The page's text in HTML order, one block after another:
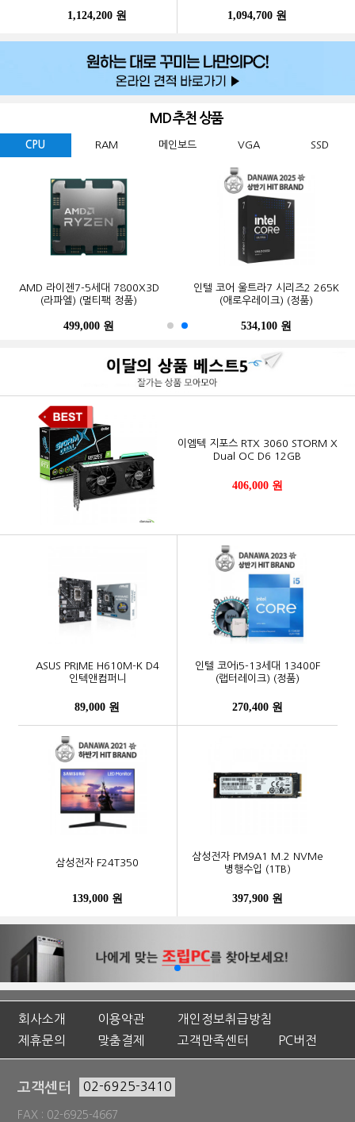
1,124,200 원 1,094,700 원
MD 추천 상품
CPU RAM 메인보드 VGA SSD
AMD 라이젠7-5세대 7800X3D
(라파엘) (멀티팩 정품)
499,000 원
인텔 코어 울트라7 시리즈2 265K
(애로우레이크) (정품)
534,100 원
ESSENCORE KLEVV DDR5-5600
CL46 파인인포 (16GB)
341,000 원
마이크론 Crucial DDR5-5600 CL46
PRO 대원씨티에스 (16GB)
387,000 원
GIGABYTE B650M K 피씨디렉트
123,000 원
ASUS TUF Gaming B850-PLUS WIFI
STCOM(조립용)
339,000 원
GIGABYTE 지포스 RTX 5060
WINDFORCE MAX OC D7 8GB
피씨디렉트
632,200 원
MSI 지포스 RTX 5070 게이밍 트리오
OC D7 12GB 트라이프로져4
1,299,000 원
Western Digital WD BLACK
SN850X M.2 NVMe (2TB)
550,000 원
삼성전자 990 PRO M.2 NVMe (2TB)
1,027,000 원
이엠텍 지포스 RTX 3060 STORM X
Dual OC D6 12GB
406,000 원
ASUS PRIME H610M-K D4
인텍앤컴퍼니
89,000 원
인텔 코어i5-13세대 13400F
(랩터레이크) (정품)
270,400 원
삼성전자 F24T350
139,000 원
삼성전자 PM9A1 M.2 NVMe
병행수입 (1TB)
397,900 원
회사소개 이용약관
개인정보취급방침
제휴문의
맞춤결제 고객만족센터 PC버전
고객센터 02-6925-3410
FAX : 02-6925-4667